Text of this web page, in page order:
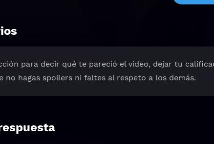
para decir qué te pareció el video, dejar tu
no hagas spoilers ni faltes al respeto a los demás.